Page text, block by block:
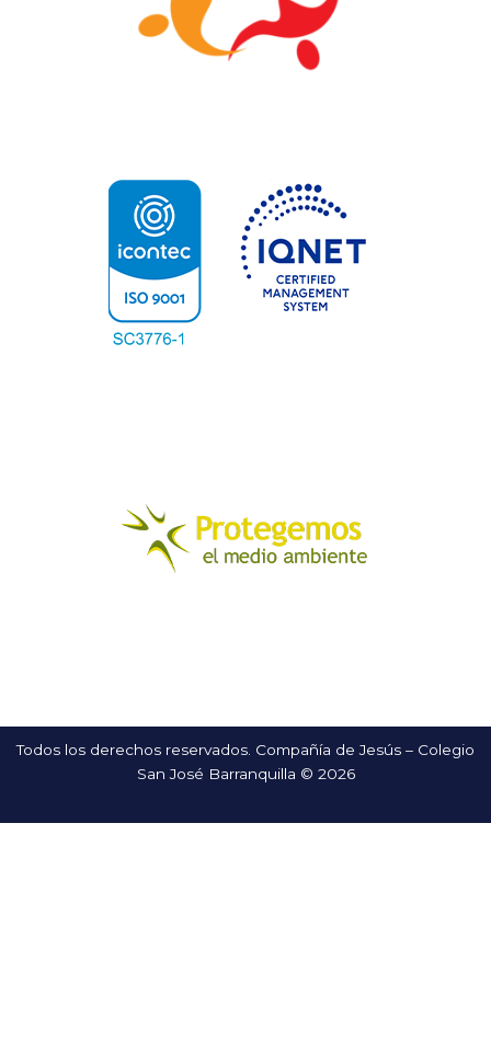
Todos los derechos reservados. Compañía de Jesús – Colegio
San José Barranquilla © 2026